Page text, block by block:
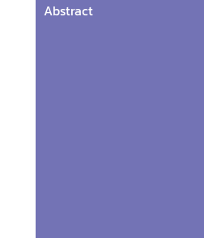
Abstract